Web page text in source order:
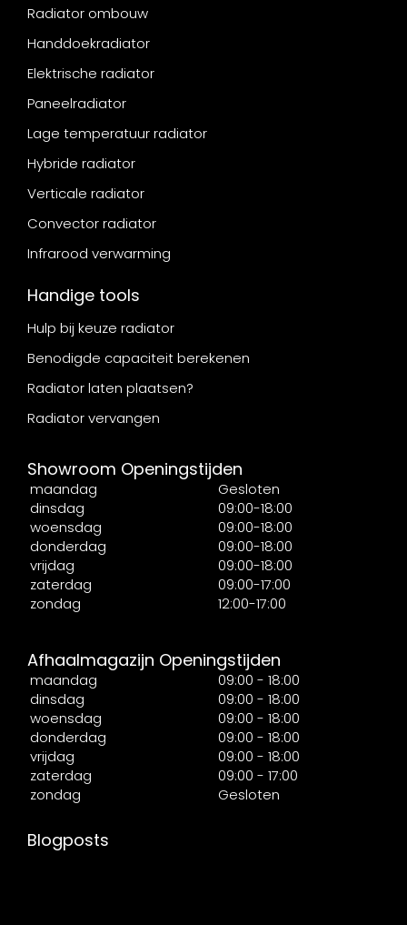
Radiator ombouw
Handdoekradiator
Elektrische radiator
Paneelradiator
Lage temperatuur radiator
Hybride radiator
Verticale radiator
Convector radiator
Infrarood verwarming
Handige tools
Hulp bij keuze radiator
Benodigde capaciteit berekenen
Radiator laten plaatsen?
Radiator vervangen
Showroom Openingstijden
maandag
Gesloten
dinsdag
09:00-18:00
woensdag
09:00-18:00
donderdag
09:00-18:00
vrijdag
09:00-18:00
zaterdag
09:00-17:00
zondag
12:00-17:00
Afhaalmagazijn Openingstijden
maandag
09:00 - 18:00
dinsdag
09:00 - 18:00
woensdag
09:00 - 18:00
donderdag
09:00 - 18:00
vrijdag
09:00 - 18:00
zaterdag
09:00 - 17:00
zondag
Gesloten
Blogposts